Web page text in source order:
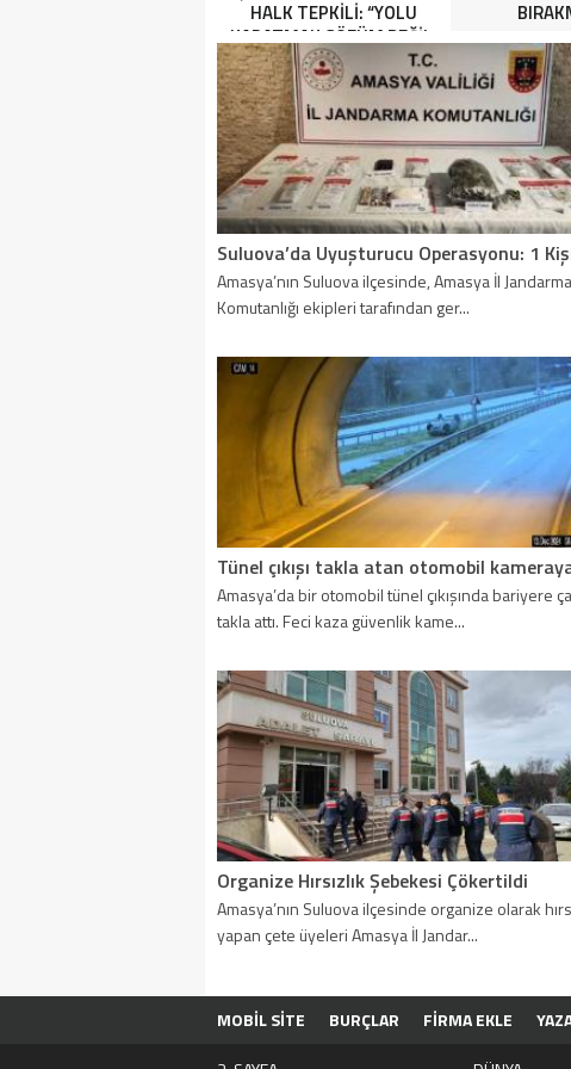
HALK TEPKİLİ: “YOLU
KAPATMAK ÇÖZÜM DEĞİL,
GÖREVİNİ YAP!”
Amasya’nın Suluova ilçesinde, Amasya İl Jandarma
Komutanlığı ekipleri tarafından ger...
Amasya’da bir otomobil tünel çıkışında bariyere
takla attı. Feci kaza güvenlik kame...
Organize Hırsızlık Şebekesi Çökertildi
Amasya’nın Suluova ilçesinde organize olarak
yapan çete üyeleri Amasya İl Jandar...
MOBİL SİTE BURÇLAR FİRMA EKLE